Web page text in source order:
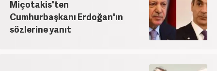
Miçotakis'ten
Cumhurbaşkanı Erdoğan'ın
sözlerine yanıt